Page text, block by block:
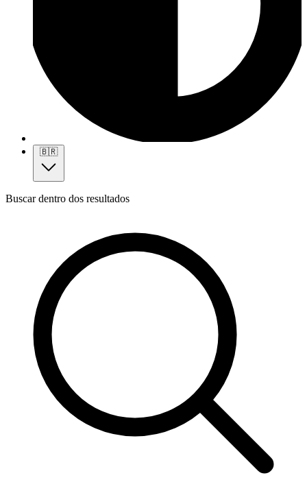
🇧🇷
Buscar dentro dos resultados